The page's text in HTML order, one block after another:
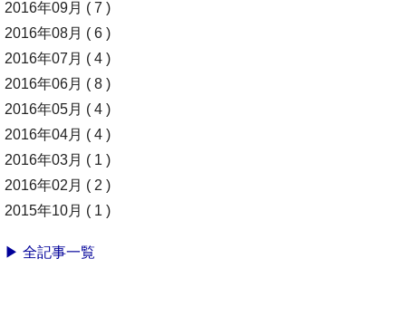
2016年09月 ( 7 )
2016年08月 ( 6 )
2016年07月 ( 4 )
2016年06月 ( 8 )
2016年05月 ( 4 )
2016年04月 ( 4 )
2016年03月 ( 1 )
2016年02月 ( 2 )
2015年10月 ( 1 )
▶ 全記事一覧